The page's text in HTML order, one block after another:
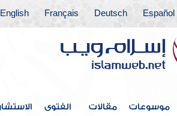
Español
Deutsch
Français
English
موسوعات مقالات الفتوى